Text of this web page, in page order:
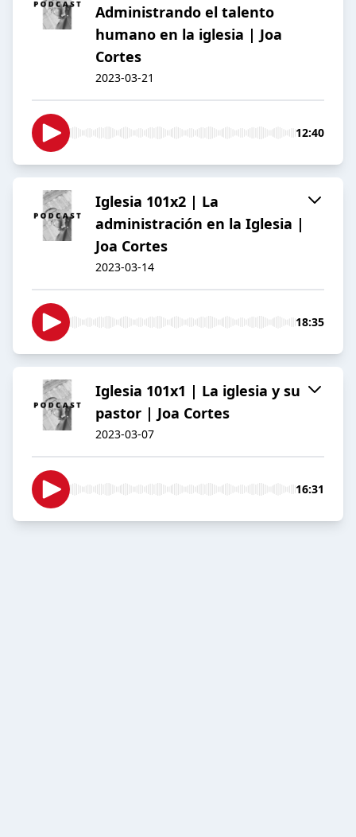
Administrando el talento
humano en la iglesia | Joa
Cortes
2023-03-21
12:40
Iglesia 101x2 | La
administración en la Iglesia |
Joa Cortes
2023-03-14
18:35
Iglesia 101x1 | La iglesia y su
pastor | Joa Cortes
2023-03-07
16:31